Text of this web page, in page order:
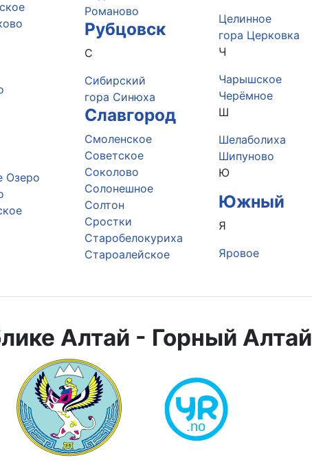
Озеро
Романово
Рубцовск
С
Сибирский
гора Синюха
Славгород
Смоленское
Советское
Соколово
Солонешное
Солтон
Сростки
Старобелокуриха
Староалейское
Целинное
гора Церковка
Ч
Чарышское
Черёмное
Ш
Шелаболиха
Шипуново
Ю
Южный
Я
Яровое
Алтай - Горный Алтай